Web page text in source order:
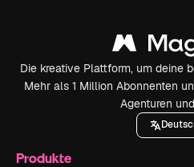
Die kreative Plattform, um deine
Mehr als 1 Million Abonnenten
Agenturen
Produkte